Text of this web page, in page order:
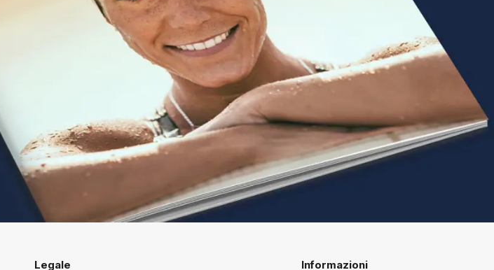
Legale Informazioni